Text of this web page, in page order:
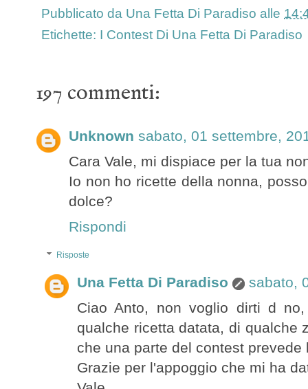
Pubblicato da Una Fetta Di Paradiso alle
Etichette: I Contest Di Una Fetta Di Paradiso
197 commenti:
Unknown sabato, 01 settembre,
Cara Vale, mi dispiace per la tua
Io non ho ricette della nonna,
dolce?
Rispondi
Risposte
Una Fetta Di Paradiso
sabato,
Ciao Anto, non voglio dirti d
qualche ricetta datata, di qualche
che una parte del contest
Grazie per l'appoggio che mi ha